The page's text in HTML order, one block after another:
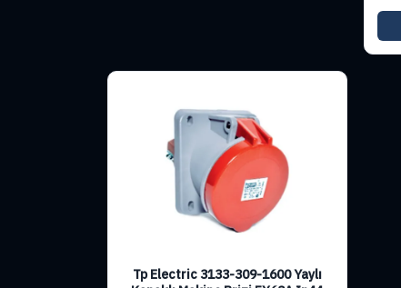
Tp Electric 3133-309-1600 Yaylı